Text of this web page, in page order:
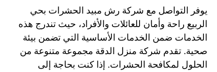
يوفر التواصل مع شركة رش مبيد الحشرات بحي
الربيع راحة وأمان للعائلات والأفراد، حيث تندرج هذه
الخدمات ضمن الخدمات الأساسية التي تضمن بيئة
صحية. تقدم شركة منزل الدقة مجموعة متنوعة من
الحلول لمكافحة الحشرات. إذا كنت بحاجة إلى